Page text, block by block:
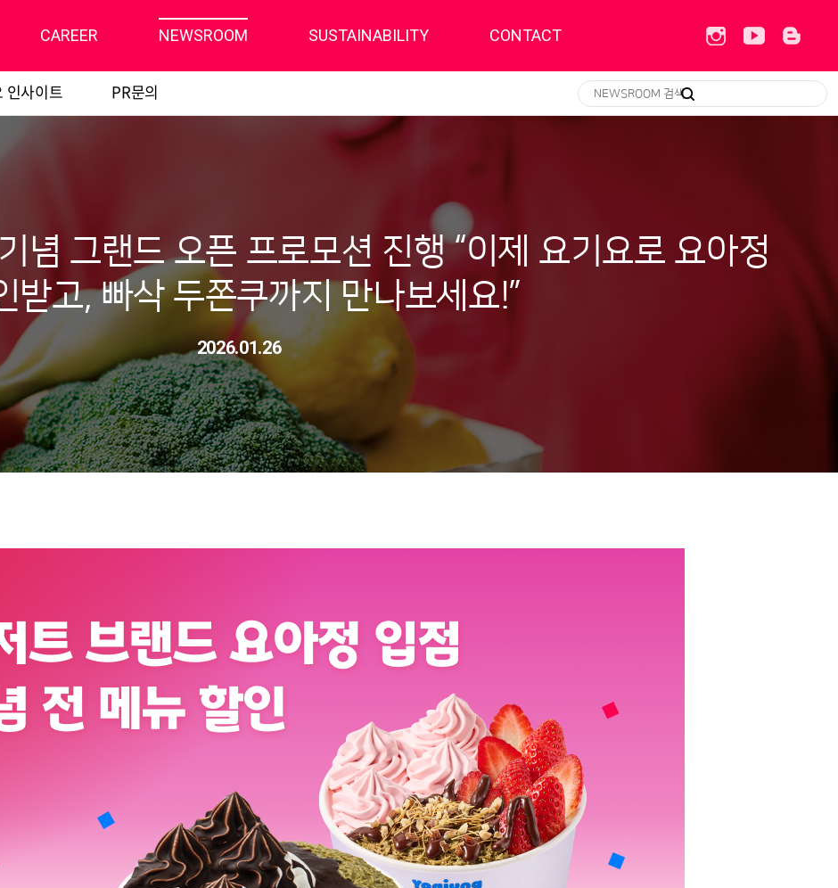
CAREER NEWSROOM SUSTAINABILITY CONTACT
인사이트 PR문의
념 그랜드 오픈 프로모션 진행 “이제 요기요로 요아정
받고, 빠삭 두쫀쿠까지 만나보세요!”
2026.01.26